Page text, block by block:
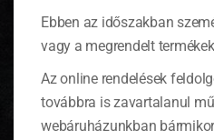
Ebben az időszakban
vagy a megrendelt
Az online rendelések
továbbra is zavartalanul
webáruházunkban